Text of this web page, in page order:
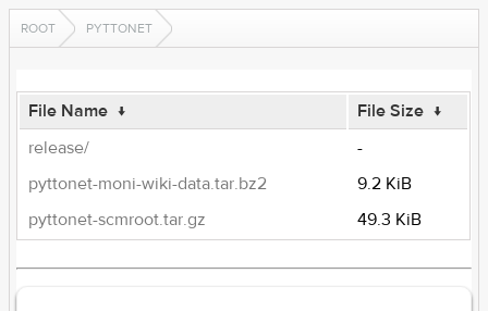
ROOT PYTTONET
File Name ↓ File Size ↓
release/
-
pyttonet-moni-wiki-data.tar.bz2
9.2 KiB
pyttonet-scmroot.tar.gz
49.3 KiB